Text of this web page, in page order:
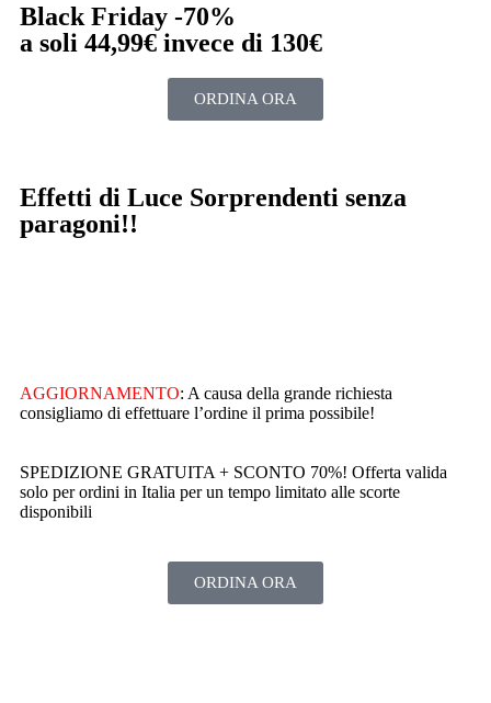
Black Friday -70%
a soli 44,99€ invece di 130€
ORDINA ORA
Effetti di Luce Sorprendenti senza
paragoni!!
AGGIORNAMENTO: A causa della grande richiesta
consigliamo di effettuare l’ordine il prima possibile!
SPEDIZIONE GRATUITA + SCONTO 70%! Offerta valida
solo per ordini in Italia per un tempo limitato alle scorte
disponibili
ORDINA ORA